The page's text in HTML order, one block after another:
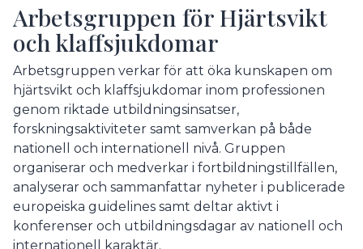
Arbetsgruppen för Hjärtsvikt
och klaffsjukdomar
Arbetsgruppen verkar för att öka kunskapen om
hjärtsvikt och klaffsjukdomar inom professionen
genom riktade utbildningsinsatser,
forskningsaktiviteter samt samverkan på både
nationell och internationell nivå. Gruppen
organiserar och medverkar i fortbildningstillfällen,
analyserar och sammanfattar nyheter i publicerade
europeiska guidelines samt deltar aktivt i
konferenser och utbildningsdagar av nationell och
internationell karaktär.